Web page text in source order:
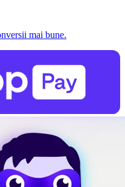
mai bune.